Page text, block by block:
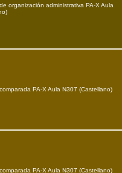
organización administrativa PA-X Aula
PA-X Aula N307 (Castellano)
PA-X Aula N307 (Castellano)